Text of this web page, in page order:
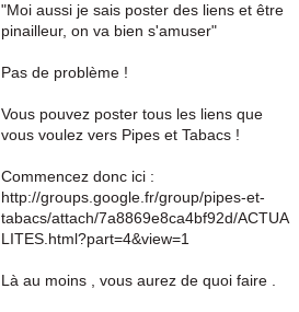
"Moi aussi je sais poster des liens et être
pinailleur, on va bien s'amuser"
Pas de problème !
Vous pouvez poster tous les liens que
vous voulez vers Pipes et Tabacs !
Commencez donc ici :
http://groups.google.fr/group/pipes-et-
tabacs/attach/7a8869e8ca4bf92d/ACTUA
LITES.html?part=4&view=1
Là au moins , vous aurez de quoi faire .